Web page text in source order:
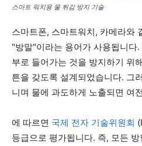
스마트 워치용 물 튀김 방지 기술
스마트폰, 스마트워치, 카메라와
"방말"이라는 용어가 사용됩니다
부로 들어가는 것을 방지하기 위
튼을 갖도록 설계되었습니다. 그
니며 물에 과도하게 노출되면 여
에 따르면 국제 전자 기술위원회
등급으로 평가됩니다. 즉, 모든